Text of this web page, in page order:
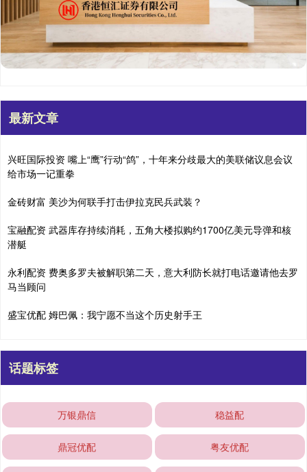
最新文章
兴旺国际投资 嘴上“鹰”行动“鸽”，十年来分歧最大的美联储议息会议
给市场一记重拳
金砖财富 美沙为何联手打击伊拉克民兵武装？
宝融配资 武器库存持续消耗，五角大楼拟购约1700亿美元导弹和核
潜艇
永利配资 费奥多罗夫被解职第二天，意大利防长就打电话邀请他去罗
马当顾问
盛宝优配 姆巴佩：我宁愿不当这个历史射手王
话题标签
万银鼎信 稳益配
鼎冠优配 粤友优配